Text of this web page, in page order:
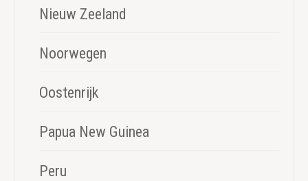
Nieuw Zeeland
Noorwegen
Oostenrijk
Papua New Guinea
Peru